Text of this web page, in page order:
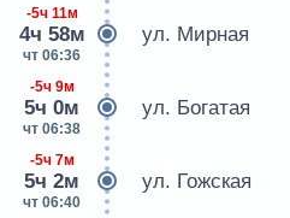
-5ч 11м
4ч 58м
чт 06:36
ул. Мирная
-5ч 9м
5ч 0м
чт 06:38
ул. Богатая
-5ч 7м
5ч 2м
чт 06:40
ул. Гожская